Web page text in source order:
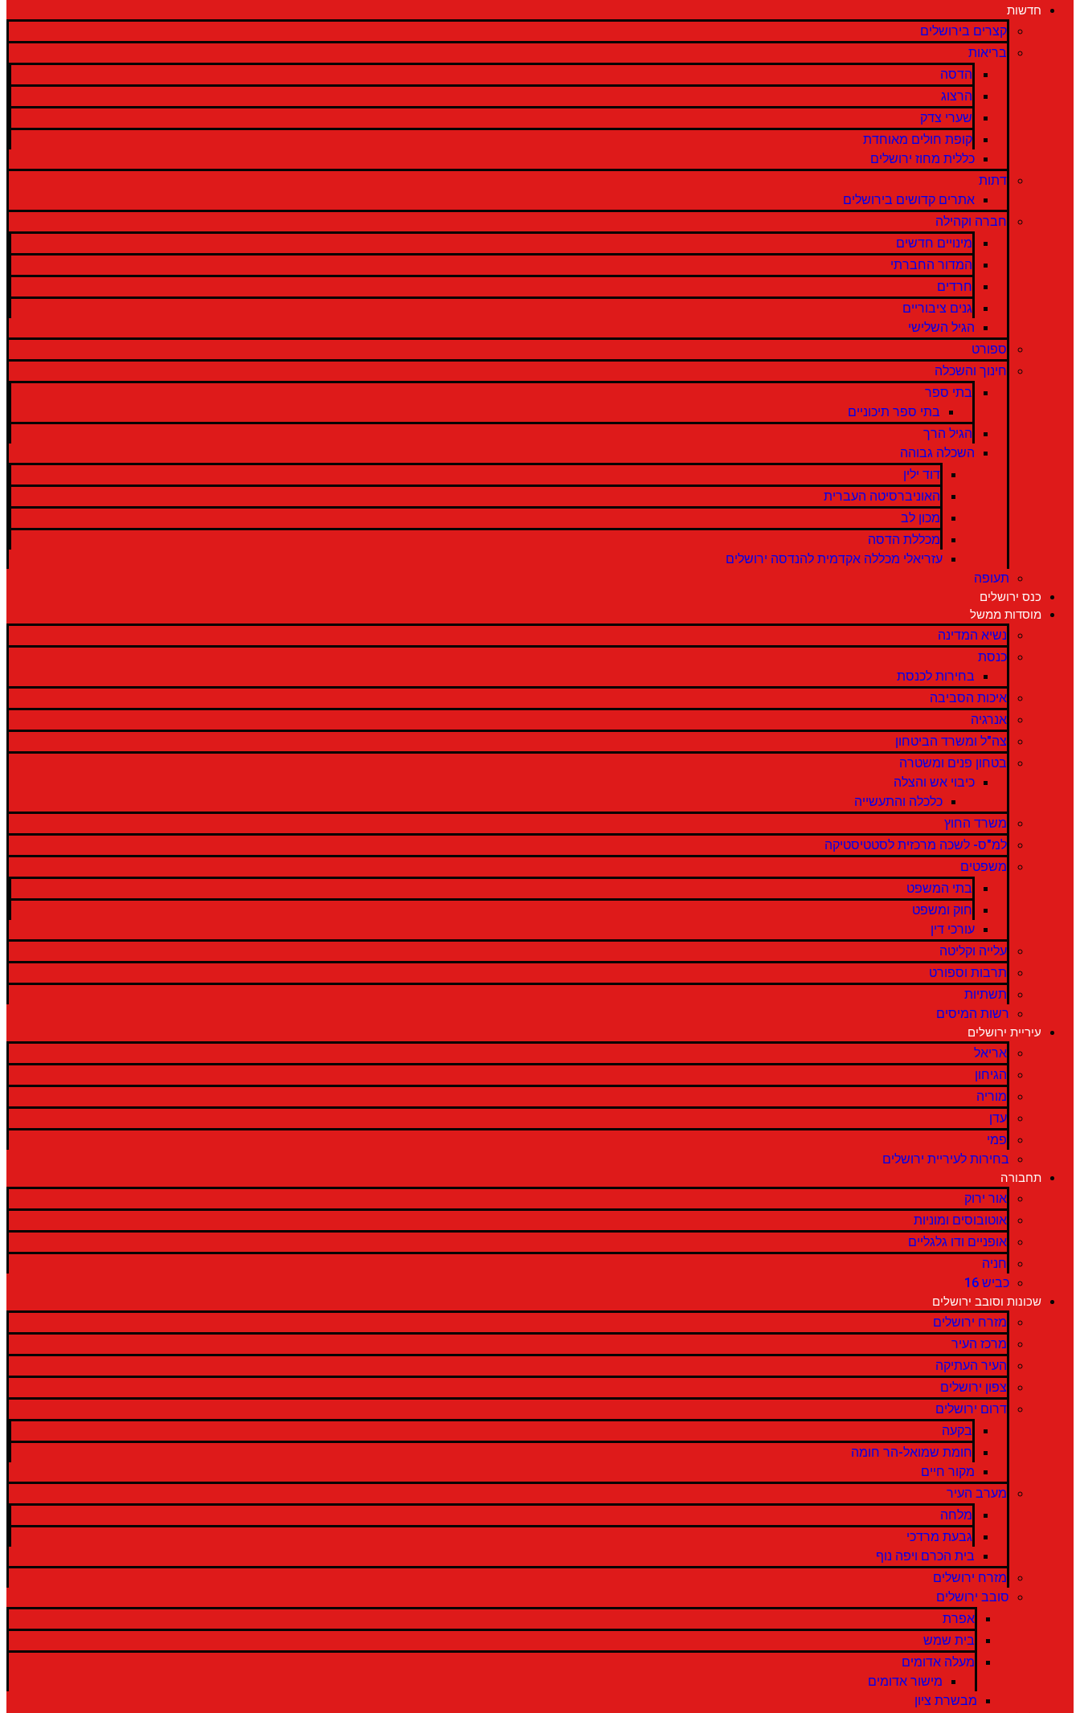
חדשות
קצרים בירושלים
בריאות
הדסה
הרצוג
שערי צדק
קופת חולים מאוחדת
כללית מחוז ירושלים
דתות
אתרים קדושים בירושלים
חברה וקהילה
מינויים חדשים
המדור החברתי
חרדים
גנים ציבוריים
הגיל השלישי
ספורט
חינוך והשכלה
בתי ספר
בתי ספר תיכוניים
הגיל הרך
השכלה גבוהה
דוד ילין
האוניברסיטה העברית
מכון לב
מכללת הדסה
עזריאלי מכללה אקדמית להנדסה ירושלים
תעופה
כנס ירושלים
מוסדות ממשל
נשיא המדינה
כנסת
בחירות לכנסת
איכות הסביבה
אנרגיה
צה"ל ומשרד הביטחון
בטחון פנים ומשטרה
כיבוי אש והצלה
כלכלה והתעשייה
משרד החוץ
למ"ס- לשכה מרכזית לסטטיסטיקה
משפטים
בתי המשפט
חוק ומשפט
עורכי דין
עלייה וקליטה
תרבות וספורט
תשתיות
רשות המיסים
עיריית ירושלים
אריאל
הגיחון
מוריה
עדן
פמי
בחירות לעיריית ירושלים
תחבורה
אור ירוק
אוטובוסים ומוניות
אופניים ודו גלגליים
חניה
כביש 16
שכונות וסובב ירושלים
מזרח ירושלים
מרכז העיר
העיר העתיקה
צפון ירושלים
דרום ירושלים
בקעה
חומת שמואל-הר חומה
מקור חיים
מערב העיר
מלחה
גבעת מרדכי
בית הכרם ויפה נוף
מזרח ירושלים
סובב ירושלים
אפרת
בית שמש
מעלה אדומים
מישור אדומים
מבשרת ציון